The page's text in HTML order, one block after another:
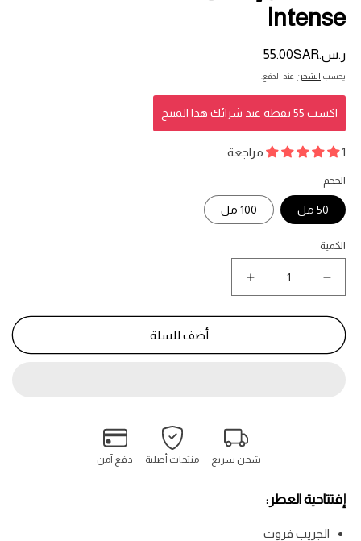
Intense
السعر
المبدئي
ر.س.‏55.00SAR
يحسب الشحن عند الدفع.
اكسب 55 نقطة عند شرائك هذا المنتج
1 مراجعة
الحجم
50 مل 100 مل
الكمية
كمية
لايت
زيادة
كمية
لايت
أضف للسلة
شحن سريع منتجات أصلية دفع آمن
إفتتاحية العطر:
الجريب فروت